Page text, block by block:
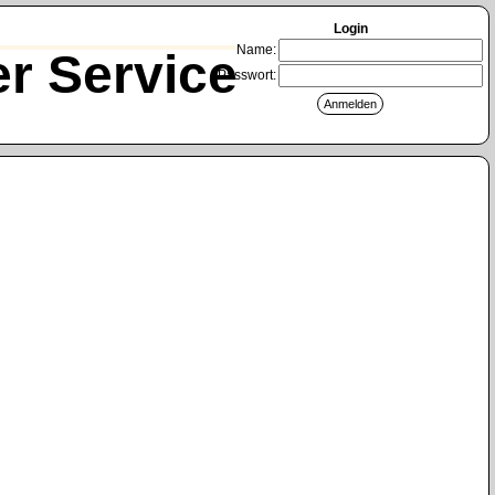
Service
Login
Name:
Passwort: